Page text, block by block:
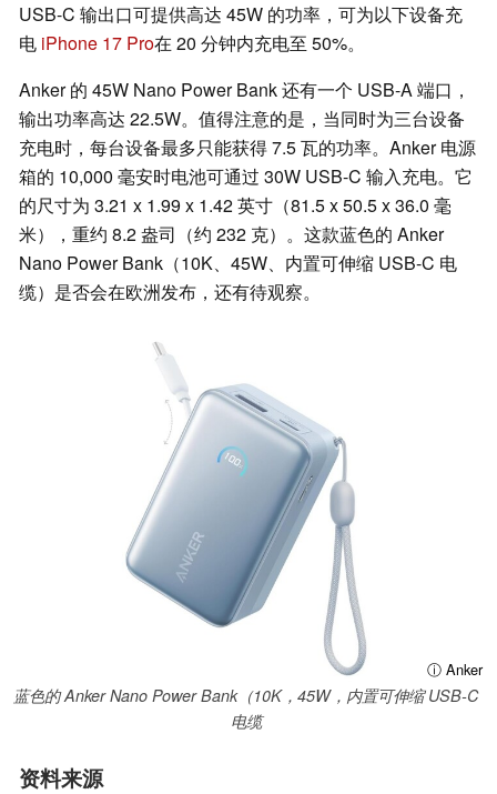
USB-C 输出口可提供高达 45W 的功率，可为以下设备充
电 iPhone 17 Pro在 20 分钟内充电至 50%。
Anker 的 45W Nano Power Bank 还有一个 USB-A 端口，
输出功率高达 22.5W。值得注意的是，当同时为三台设备
充电时，每台设备最多只能获得 7.5 瓦的功率。Anker 电源
箱的 10,000 毫安时电池可通过 30W USB-C 输入充电。它
的尺寸为 3.21 x 1.99 x 1.42 英寸（81.5 x 50.5 x 36.0 毫
米），重约 8.2 盎司（约 232 克）。这款蓝色的 Anker
Nano Power Bank（10K、45W、内置可伸缩 USB-C 电
缆）是否会在欧洲发布，还有待观察。
ⓘ Anker
蓝色的 Anker Nano Power Bank（10K，45W，内置可伸缩 USB-C
电缆
资料来源